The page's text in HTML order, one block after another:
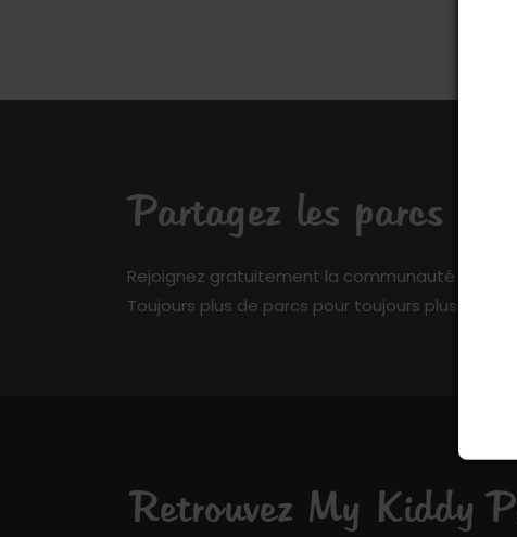
Partagez les parcs que
Rejoignez gratuitement la communauté de My
Toujours plus de parcs pour toujours plus de fun !
Retrouvez My Kiddy